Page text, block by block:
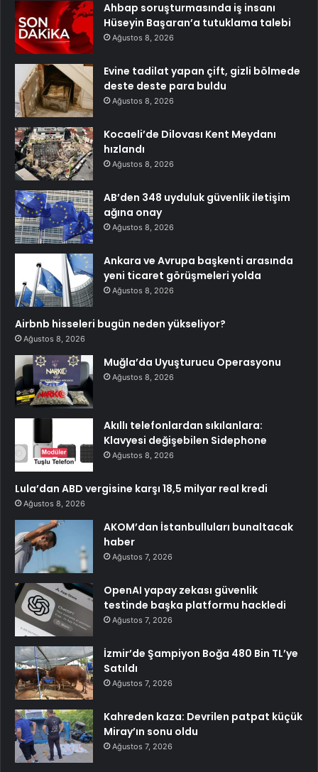
Ahbap soruşturmasında iş insanı
Hüseyin Başaran’a tutuklama talebi
Ağustos 8, 2026
Evine tadilat yapan çift, gizli bölmede
deste deste para buldu
Ağustos 8, 2026
Kocaeli’de Dilovası Kent Meydanı
hızlandı
Ağustos 8, 2026
AB’den 348 uyduluk güvenlik iletişim
ağına onay
Ağustos 8, 2026
Ankara ve Avrupa başkenti arasında
yeni ticaret görüşmeleri yolda
Ağustos 8, 2026
Airbnb hisseleri bugün neden yükseliyor?
Ağustos 8, 2026
Muğla’da Uyuşturucu Operasyonu
Ağustos 8, 2026
Akıllı telefonlardan sıkılanlara:
Klavyesi değişebilen Sidephone
Ağustos 8, 2026
Lula’dan ABD vergisine karşı 18,5 milyar real kredi
Ağustos 8, 2026
AKOM’dan İstanbulluları bunaltacak
haber
Ağustos 7, 2026
OpenAI yapay zekası güvenlik
testinde başka platformu hackledi
Ağustos 7, 2026
İzmir’de Şampiyon Boğa 480 Bin TL’ye
Satıldı
Ağustos 7, 2026
Kahreden kaza: Devrilen patpat küçük
Miray’ın sonu oldu
Ağustos 7, 2026